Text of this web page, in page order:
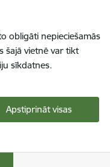
obligāti nepieciešamās
šajā vietnē var tikt
sīkdatnes.
Apstiprināt visas